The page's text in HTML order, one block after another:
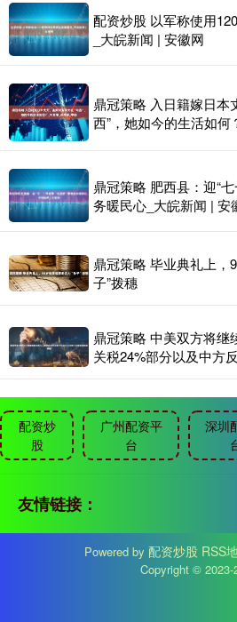
配资炒股 以军称使用
_大皖新闻 | 安徽网
鼎冠策略 入日籍嫁日本
西”，她如今的生活如
鼎冠策略 肥西县：迎“
务暖民心_大皖新闻 | 安
鼎冠策略 毕业典礼上，
子”拨穗
鼎冠策略 中美双方将继
关税24%部分以及中方
配资炒
股
广州配资平
台
深圳
友情链接：
Powered by 配资炒股 RSS
Copyright © 2023-